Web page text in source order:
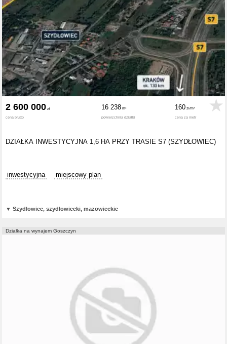
2 600 000
cena brutto
16 238
powierzchnia działki
160
cena za metr
DZIAŁKA INWESTYCYJNA 1,6 HA PRZY TRASIE S7 (SZYDŁOWIEC)
inwestycyjna miejscowy plan
▼Szydłowiec, szydłowiecki, mazowieckie
Działka na wynajem Goszczyn